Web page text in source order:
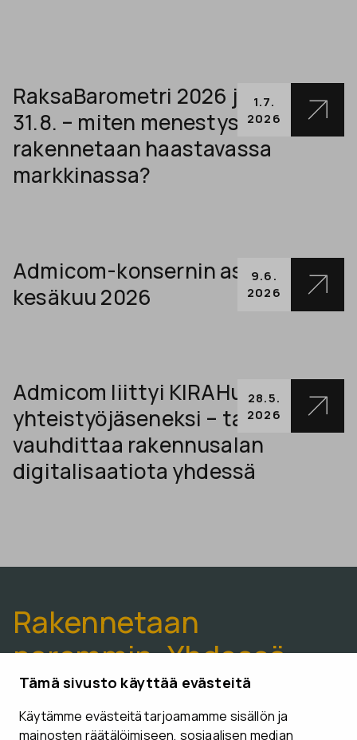
Tämä sivusto käyttää evästeitä
Käytämme evästeitä tarjoamamme sisällön ja
mainosten räätälöimiseen, sosiaalisen median
1.7.
2026
RaksaBarometri 2026 julkaistaan
31.8. – miten menestys
rakennetaan haastavassa
markkinassa?
9.6.
2026
Admicom-konsernin asiakaskirje
kesäkuu 2026
28.5.
2026
Admicom liittyi KIRAHubin
yhteistyöjäseneksi – tavoitteena
vauhdittaa rakennusalan
digitalisaatiota yhdessä
Rakennetaan
paremmin. Yhdessä.
VARAA ESITTELYAIKA